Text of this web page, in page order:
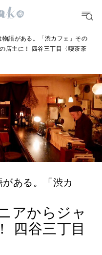
し
Holoscope
トメッセージ
月のあなた
る
いろ
ること
語がある。「渋カフェ」その
店主に！ 四谷三丁目〈喫茶茶
ある。「渋カ
アからジャ
四谷三丁目